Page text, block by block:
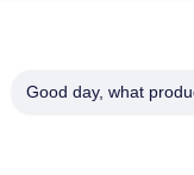
Good day, what